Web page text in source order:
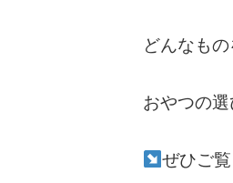
どんなも
おやつの
ぜひご